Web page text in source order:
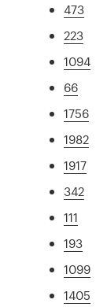
473
223
1094
66
1756
1982
1917
342
111
193
1099
1405